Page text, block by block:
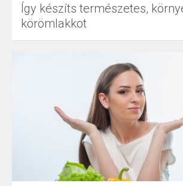
Így készíts természetes,
körömlakkot